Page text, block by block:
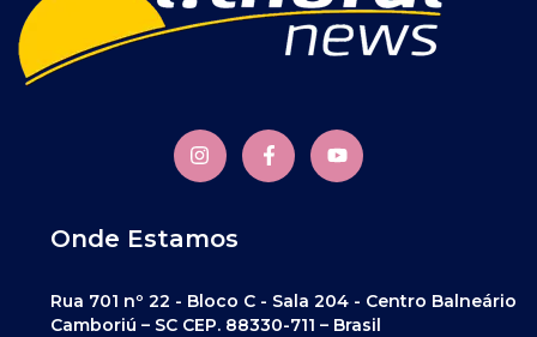
Onde Estamos
Rua 701 nº 22 - Bloco C - Sala 204 - Centro Balneário
Camboriú – SC CEP. 88330-711 – Brasil